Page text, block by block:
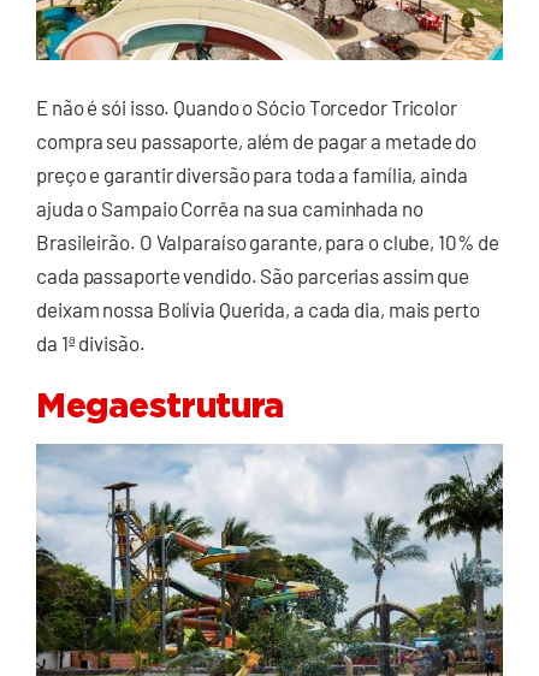
E não é sói isso. Quando o Sócio Torcedor Tricolor
compra seu passaporte, além de pagar a metade do
preço e garantir diversão para toda a família, ainda
ajuda o Sampaio Corrêa na sua caminhada no
Brasileirão. O Valparaíso garante, para o clube, 10% de
cada passaporte vendido. São parcerias assim que
deixam nossa Bolívia Querida, a cada dia, mais perto
da 1ª divisão.
Megaestrutura